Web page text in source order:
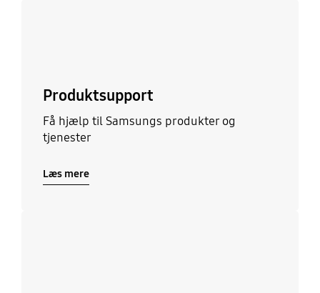
Produktsupport
Få hjælp til Samsungs produkter og
tjenester
Læs mere